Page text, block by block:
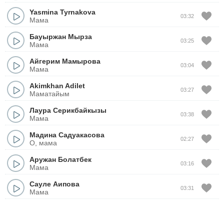
Yasmina Tyrnakova
Мама
03:32
Бауыржан Мырза
Мама
03:25
Айгерим Мамырова
Мама
03:04
Akimkhan Adilet
Маматайым
03:27
Лаура Серикбайкызы
Мама
03:38
Мадина Садуакасова
О, мама
02:27
Аружан Болатбек
Мама
03:16
Сауле Аипова
Мама
03:31